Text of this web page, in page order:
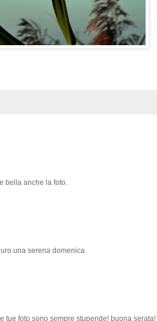
bella anche la foto.
una serena domenica.
tue foto sono sempre stupende! buona serata!